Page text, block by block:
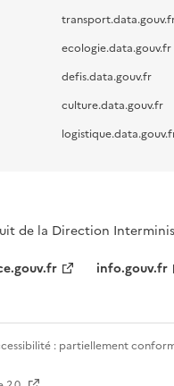
ecologie.data.gouv.fr
defis.data.gouv.fr
culture.data.gouv.fr
de la Direction
info.gouv.fr
: partiellement